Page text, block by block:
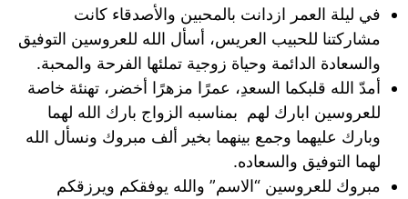
في ليلة العمر ازدانت بالمحبين والأصدقاء كانت
مشاركتنا للحبيب العريس، أسأل الله للعروسين التوفيق
والسعادة الدائمة وحياة زوجية تملئها الفرحة والمحبة.
أمدّ الله قلبكما السعدِ، عمرًا مزهرًا أخضر، تهنئة خاصة
للعروسين ابارك لهم بمناسبه الزواج بارك الله لهما
وبارك عليهما وجمع بينهما بخير ألف مبروك ونسأل الله
لهما التوفيق والسعاده.
مبروك للعروسين “الاسم” والله يوفقكم ويرزقكم